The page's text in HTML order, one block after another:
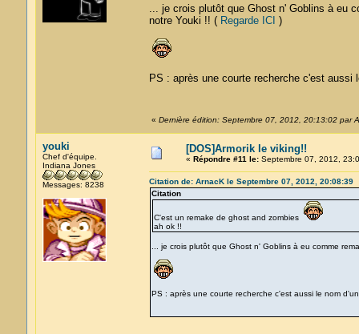
... je crois plutôt que Ghost n' Goblins à eu
notre Youki !! ( Regarde ICI )
PS : après une courte recherche c'est
« Dernière édition: Septembre 07, 2012, 20:13:02 par
youki
Chef d'équipe.
Indiana Jones
Messages: 8238
[DOS]Armorik le viking!!
« Répondre #11 le:Septembre 07, 2012,
Citation de: ArnacK le Septembre 07, 2012, 20:08:39
Citation
C'est un remake de ghost and zombies
ah ok !!
... je crois plutôt que Ghost n' Goblins à eu comme
PS : après une courte recherche c'est aussi le nom